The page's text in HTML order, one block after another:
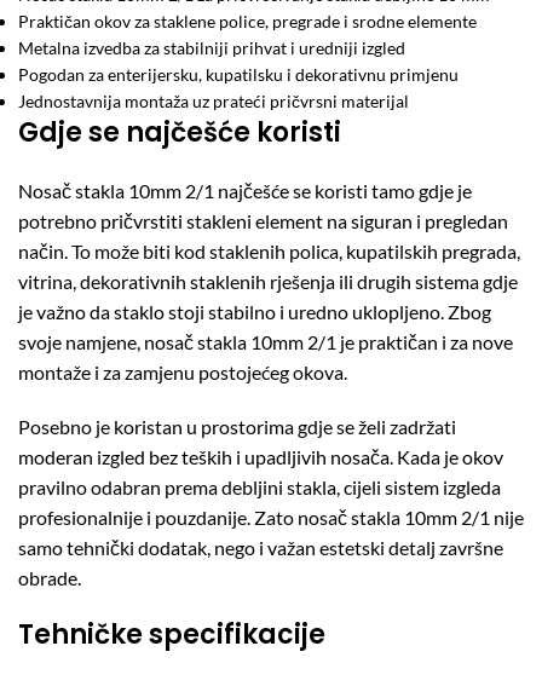
Praktičan okov za staklene police, pregrade i srodne elemente
Metalna izvedba za stabilniji prihvat i uredniji izgled
Pogodan za enterijersku, kupatilsku i dekorativnu primjenu
Jednostavnija montaža uz prateći pričvrsni materijal
Gdje se najčešće koristi
Nosač stakla 10mm 2/1 najčešće se koristi tamo gdje je
potrebno pričvrstiti stakleni element na siguran i pregledan
način. To može biti kod staklenih polica, kupatilskih pregrada,
vitrina, dekorativnih staklenih rješenja ili drugih sistema gdje
je važno da staklo stoji stabilno i uredno uklopljeno. Zbog
svoje namjene, nosač stakla 10mm 2/1 je praktičan i za nove
montaže i za zamjenu postojećeg okova.
Posebno je koristan u prostorima gdje se želi zadržati
moderan izgled bez teških i upadljivih nosača. Kada je okov
pravilno odabran prema debljini stakla, cijeli sistem izgleda
profesionalnije i pouzdanije. Zato nosač stakla 10mm 2/1 nije
samo tehnički dodatak, nego i važan estetski detalj završne
obrade.
Tehničke specifikacije